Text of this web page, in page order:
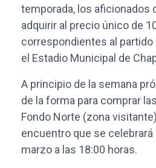
temporada, los aficionados
adquirir al precio único de
correspondientes al partido
el Estadio Municipal de
A principio de la semana
de la forma para comprar
Fondo Norte (zona
encuentro que se celebrará
marzo a las 18:00 horas.